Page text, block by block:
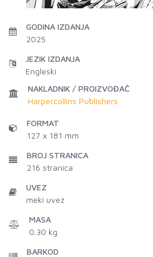
GODINA IZDANJA
2025
JEZIK IZDANJA
Engleski
NAKLADNIK / PROIZVOĐAČ
Harpercollins Publishers
FORMAT
127 x 181 mm
BROJ STRANICA
216 stranica
UVEZ
meki uvez
MASA
0.30 kg
BARKOD